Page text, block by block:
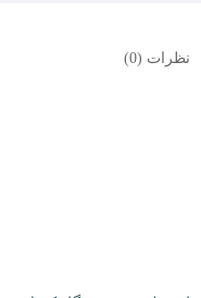
نظرات (0)